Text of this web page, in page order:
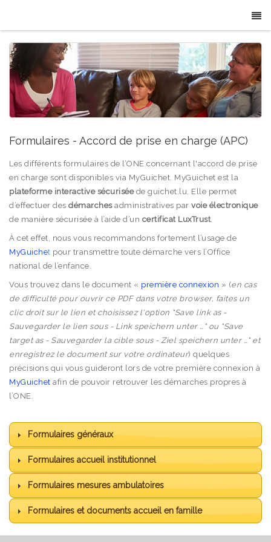
Formulaires - Accord de prise en charge (APC)
Les différents formulaires de l’ONE concernant l'accord de prise
en charge sont disponibles via MyGuichet. MyGuichet est la
plateforme interactive sécuriséede guichet.lu. Elle permet
d’effectuer des démarches administratives par voie électronique
de manière sécurisée à l’aide d’un certificat LuxTrust.
À cet effet, nous vous recommandons fortement l’usage de
MyGuichet pour transmettre toute démarche vers l’Office
national de l’enfance.
Vous trouvez dans le document « première connexion » (en cas
de difficulté pour ouvrir ce PDF dans votre browser, faites un
clic droit sur le lien et choisissez l'option "Save link as -
Sauvegarder le lien sous - Link speichern unter …" ou "Save
target as - Sauvegarder la cible sous - Ziel speichern unter …" et
enregistrez le document sur votre ordinateur) quelques
précisions qui vous guideront lors de votre première connexion à
MyGuichet afin de pouvoir retrouver les démarches propres à
l’ONE.
Formulaires généraux
Formulaires accueil institutionnel
Formulaires mesures ambulatoires
Formulaires et documents accueil en famille